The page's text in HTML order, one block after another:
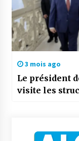
3 mois ago
Le président
visite les